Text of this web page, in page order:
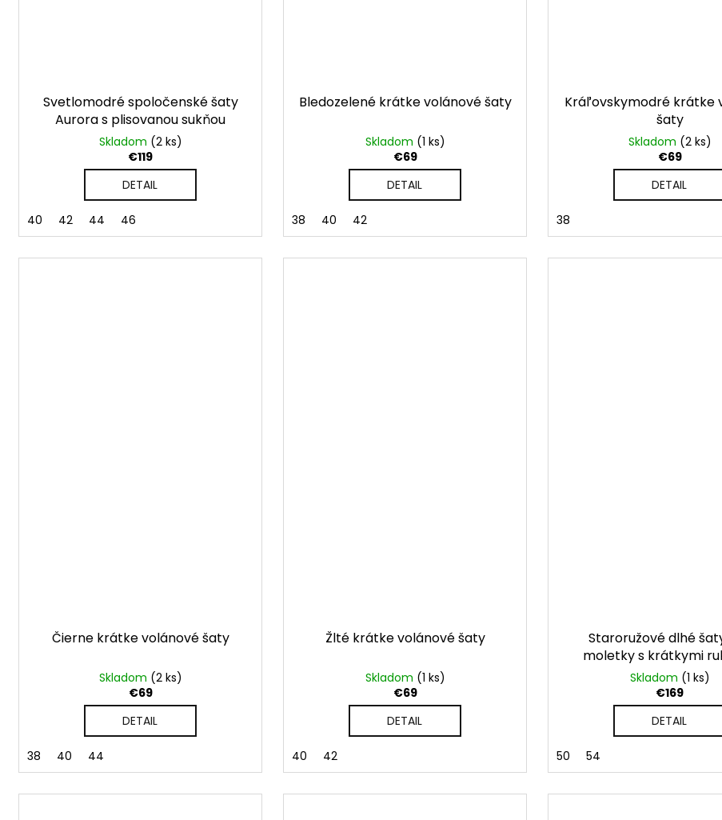
Svetlomodré spoločenské šaty
Aurora s plisovanou sukňou
Skladom (2 ks)
€119
DETAIL
40 42 44 46
Bledozelené krátke volánové šaty
Skladom (1 ks)
€69
DETAIL
38 40 42
Kráľovskymodré krátke
šaty
Skladom (2 ks)
€69
DETAIL
38
Čierne krátke volánové šaty
Skladom (2 ks)
€69
DETAIL
38 40 44
Žlté krátke volánové šaty
Skladom (1 ks)
€69
DETAIL
40 42
Staroružové dlhé
moletky s krátkymi
Skladom (1 ks)
€169
DETAIL
50 54